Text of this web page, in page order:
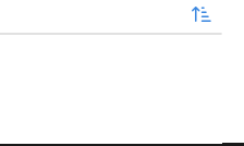
enviar